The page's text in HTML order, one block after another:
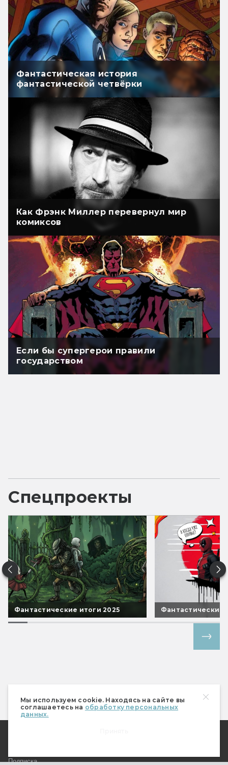
Мы используем cookie. Находясь на сайте вы
соглашаетесь на обработку персональных
данных.
Фантастическая история
фантастической четвёрки
Как Фрэнк Миллер перевернул мир
комиксов
Если бы супергерои правили
государством
Спецпроекты
Фантастические итоги 2025 Фантастические
Подписка